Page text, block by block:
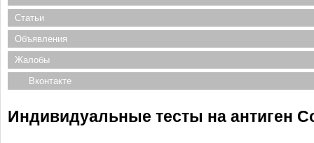
Статьи
Объявления
Жалобы
Вконтакте
Индивидуальные тесты на антиген